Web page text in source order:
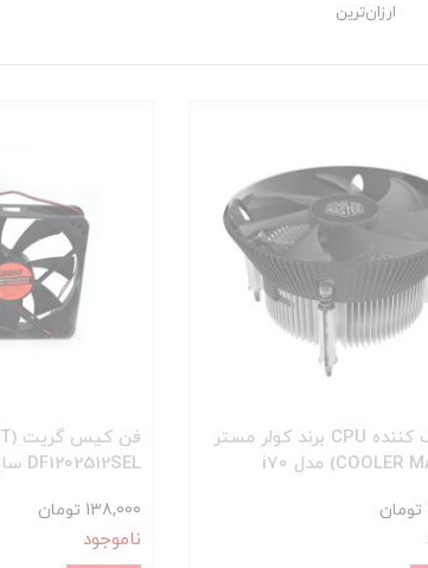
ارزان‌ترین
فن خنک کننده CPU برند کولر مستر
DF1202512SEL سایز 12*12
138,000 تومان
ناموجود